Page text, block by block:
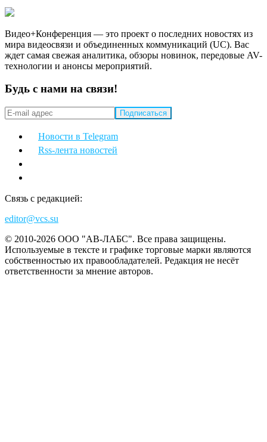
Видео+Конференция — это проект о последних новостях из
мира видеосвязи и объединенных коммуникаций (UC). Вас
ждет самая свежая аналитика, обзоры новинок, передовые AV-
технологии и анонсы мероприятий.
Будь с нами на связи!
Новости в Telegram
Rss-лента новостей
Связь с редакцией:
editor@vcs.su
© 2010-2026 ООО "АВ-ЛАБС". Все права защищены.
Используемые в тексте и графике торговые марки являются
собственностью их правообладателей. Редакция не несёт
ответственности за мнение авторов.